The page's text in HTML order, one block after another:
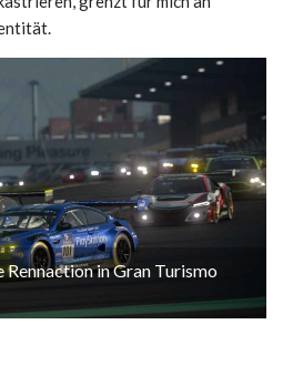
Rennaction in Gran Turismo